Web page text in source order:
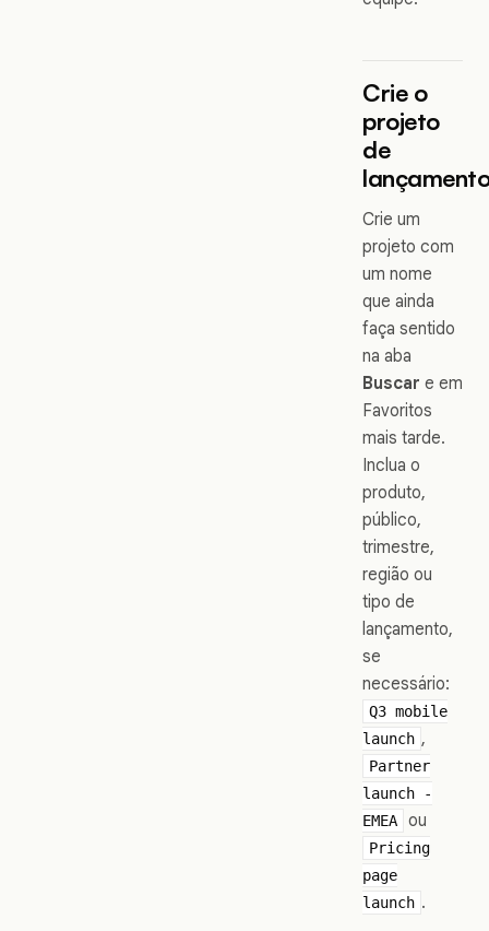
Crie o
projeto
de
Crie um
projeto com
um nome
que ainda
faça sentido
na aba
Buscar e em
Favoritos
mais tarde.
Inclua o
produto,
público,
trimestre,
região ou
tipo de
lançamento,
se
necessário:
Q3 mobile
launch ,
Partner
launch -
EMEA
ou
Pricing
page
launch .